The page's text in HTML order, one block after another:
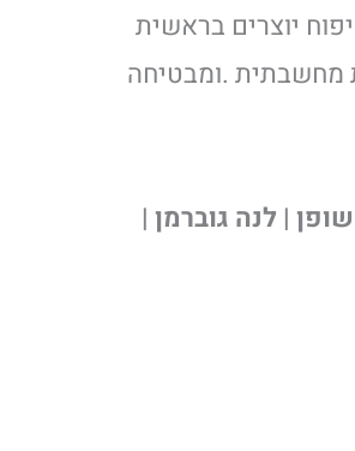
יוצרים בראשית
מחשבתית .ומבטיחה
| לנה גוברמן |